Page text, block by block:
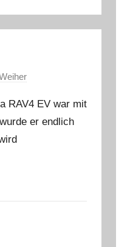
RAV4 EV war mit
er endlich